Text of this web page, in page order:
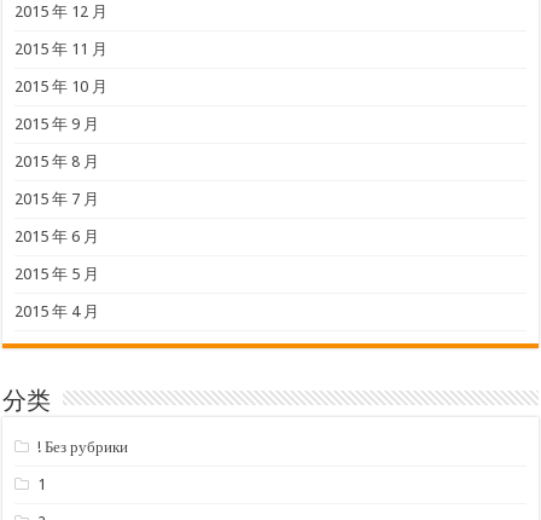
2015 年 12 月
2015 年 11 月
2015 年 10 月
2015 年 9 月
2015 年 8 月
2015 年 7 月
2015 年 6 月
2015 年 5 月
2015 年 4 月
分类
! Без рубрики
1